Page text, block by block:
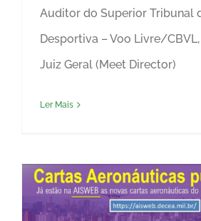
Auditor do Superior Tribunal
Desportiva – Voo Livre/
Juiz Geral (Meet Director)
Ler Mais